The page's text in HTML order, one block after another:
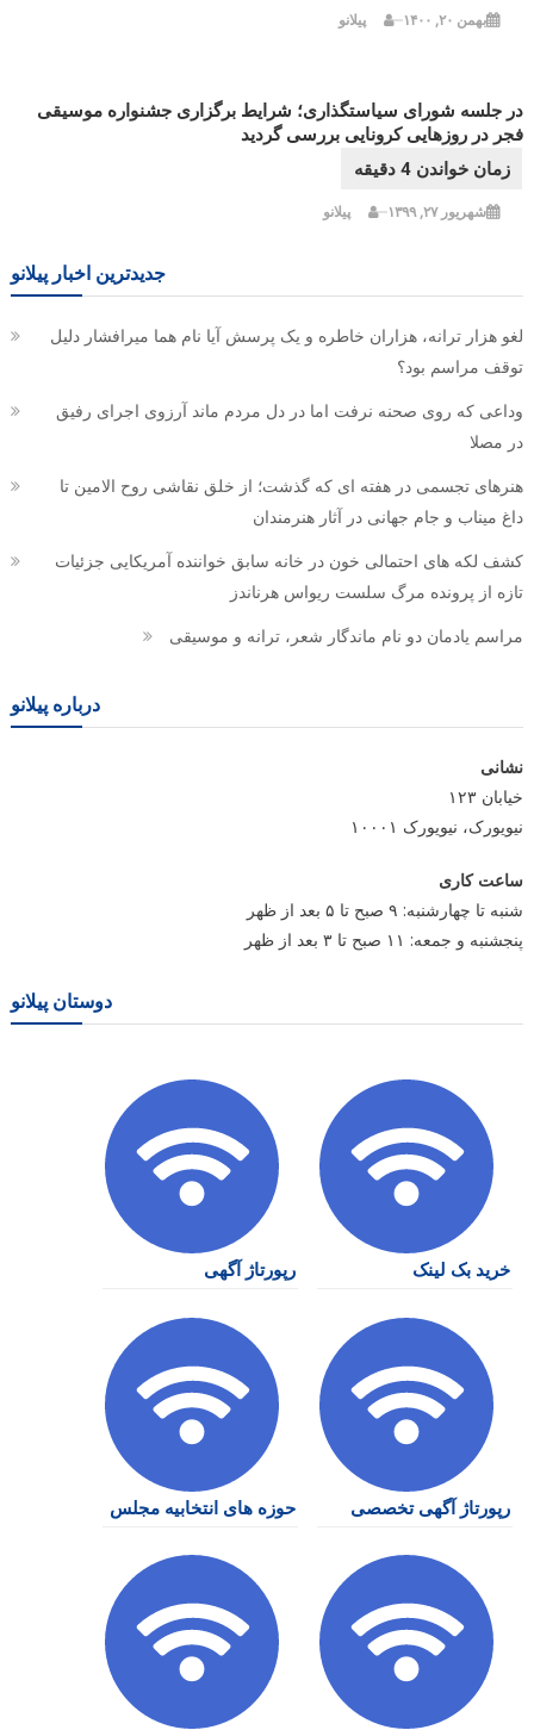
بهمن ۲۰, ۱۴۰۰ پیلانو
در جلسه شورای سیاستگذاری؛ شرایط برگزاری جشنواره موسیقی
فجر در روزهایی کرونایی بررسی گردید
شهریور ۲۷, ۱۳۹۹ پیلانو
جدیدترین اخبار پیلانو
لغو هزار ترانه، هزاران خاطره و یک پرسش آیا نام هما میرافشار دلیل
توقف مراسم بود؟
وداعی که روی صحنه نرفت اما در دل مردم ماند آرزوی اجرای رفیق
در مصلا
هنرهای تجسمی در هفته ای که گذشت؛ از خلق نقاشی روح الامین تا
داغ میناب و جام جهانی در آثار هنرمندان
کشف لکه های احتمالی خون در خانه سابق خواننده آمریکایی جزئیات
تازه از پرونده مرگ سلست ریواس هرناندز
مراسم یادمان دو نام ماندگار شعر، ترانه و موسیقی
درباره پیلانو
نشانی
خیابان ۱۲۳
نیویورک، نیویورک ۱۰۰۰۱
ساعت کاری
شنبه تا چهارشنبه: ۹ صبح تا ۵ بعد از ظهر
پنجشنبه و جمعه: ۱۱ صبح تا ۳ بعد از ظهر
دوستان پیلانو
خرید بک لینک رپورتاژ آگهی
رپورتاژ آگهی تخصصی حوزه های انتخابیه مجلس